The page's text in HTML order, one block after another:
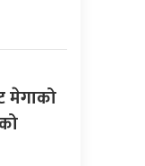
मेगाको